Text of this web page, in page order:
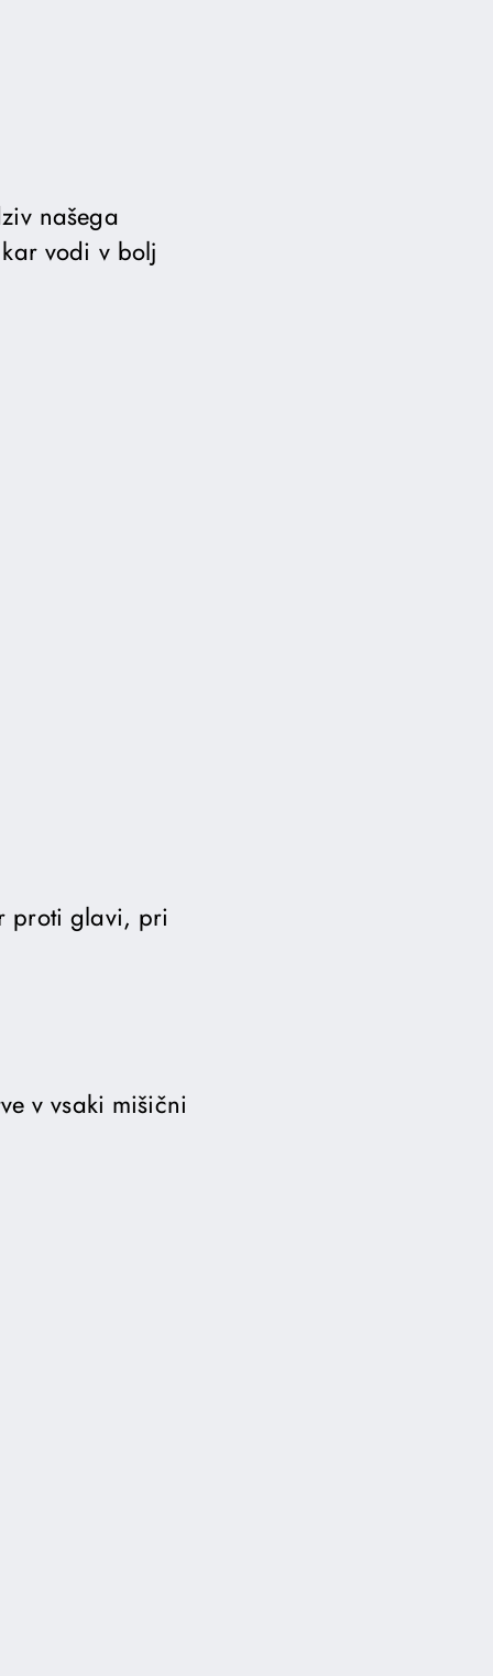
našega
vodi v bolj
proti glavi, pri
v vsaki mišični